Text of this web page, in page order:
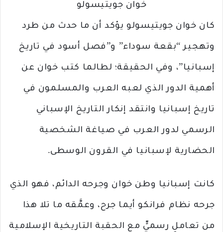
خوان جويتيسولو
كان خوان جويتيسولو يؤكد أن ما حدث من طرد
وتهجير “بقعة سوداء” و”فصل أسود في تاريخ
إسبانيا”، وفي الحقيقة؛ لطالما كتب خوان عن
أهمية الدور الذي لعبه العرب والمسلمون في
تاريخ إسبانيا وانتقد إنكار التاريخ الإسباني
الرسمي لدور العرب في صياغة الشخصية
الحضارية لإسبانيا في القرون الوسطى.
كانت إسبانيا وطن خوان وجرحه الدائم، فهو الذي
جرحه نظام فرانكو أيما جرح، وعمَّقه ما تلا هذا
من تعاملٍ رسميٍّ مع الحقبة التاريخية الإسلامية